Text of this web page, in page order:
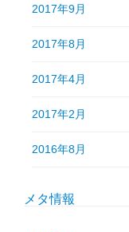
2017年9月
2017年8月
2017年4月
2017年2月
2016年8月
メタ情報